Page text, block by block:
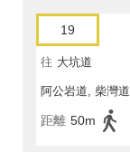
19
往 大坑道
阿公岩道, 柴灣道
距離 50m